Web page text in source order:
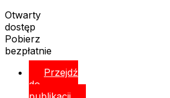
Otwarty
dostęp
Pobierz
bezpłatnie
Przejdź
do